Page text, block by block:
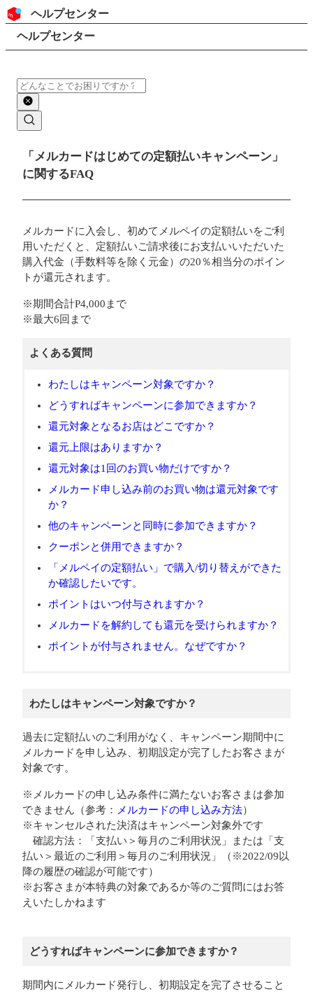
コンテンツにスキップ
ヘッダー
ヘルプセンター
検索
パンくずリスト
ヘルプセンター
検索
メインコンテンツ
「メルカードはじめての定額払いキャンペーン」
に関するFAQ
メルカードに入会し、初めてメルペイの定額払いをご利
用いただくと、定額払いご請求後にお支払いいただいた
購入代金（手数料等を除く元金）の20％相当分のポイン
トが還元されます。
※期間合計P4,000まで
※最大6回まで
よくある質問
わたしはキャンペーン対象ですか？
どうすればキャンペーンに参加できますか？
還元対象となるお店はどこですか？
還元上限はありますか？
還元対象は1回のお買い物だけですか？
メルカード申し込み前のお買い物は還元対象です
か？
他のキャンペーンと同時に参加できますか？
クーポンと併用できますか？
「メルペイの定額払い」で購入/切り替えができた
か確認したいです。
ポイントはいつ付与されますか？
メルカードを解約しても還元を受けられますか？
ポイントが付与されません。なぜですか？
わたしはキャンペーン対象ですか？
過去に定額払いのご利用がなく、キャンペーン期間中に
メルカードを申し込み、初期設定が完了したお客さまが
対象です。
※メルカードの申し込み条件に満たないお客さまは参加
できません（参考：
メルカードの申し込み方法）
※キャンセルされた決済はキャンペーン対象外です
確認方法：「支払い＞毎月のご利用状況」または「支
払い＞最近のご利用＞毎月のご利用状況」（※2022/09以
降の履歴の確認が可能です）
※お客さまが本特典の対象であるか等のご質問にはお答
えいたしかねます
どうすればキャンペーンに参加できますか？
期間内にメルカード発行し、初期設定を完了させること